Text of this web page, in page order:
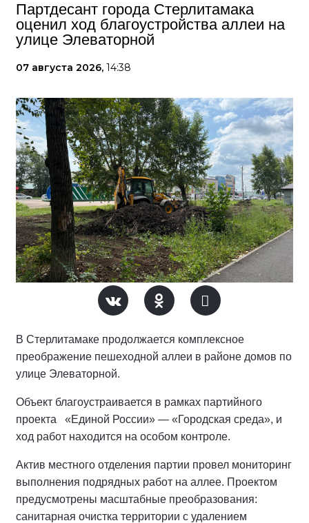
Партдесант города Стерлитамака
оценил ход благоустройства аллеи на
улице Элеваторной
07 августа 2026, 14:38
В Стерлитамаке продолжается комплексное
преображение пешеходной аллеи в районе домов по
улице Элеваторной.
Объект благоустраивается в рамках партийного
проекта «Единой России» — «Городская среда», и
ход работ находится на особом контроле.
Актив местного отделения партии провел мониторинг
выполнения подрядных работ на аллее. Проектом
предусмотрены масштабные преобразования:
санитарная очистка территории с удалением